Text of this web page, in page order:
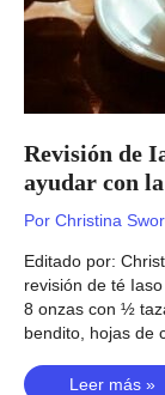
Revisión de
ayudar con
Por Christina
Editado por:
revisión de té
8 onzas con ½
bendito, hojas de
Revisión
Leer más »